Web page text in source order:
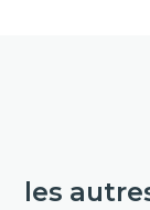
les